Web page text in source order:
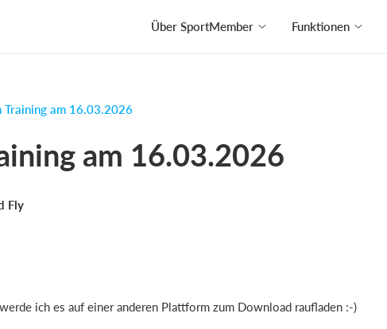
Über SportMember Funktionen
Training am 16.03.2026
am 16.03.2026
Fly
ich es auf einer anderen Plattform zum Download raufladen :-)